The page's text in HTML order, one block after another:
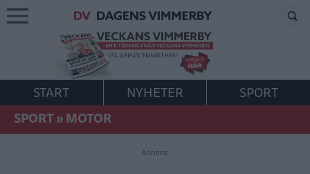
START NYHETER
SPORT
SPORT»MOTOR
Annons: